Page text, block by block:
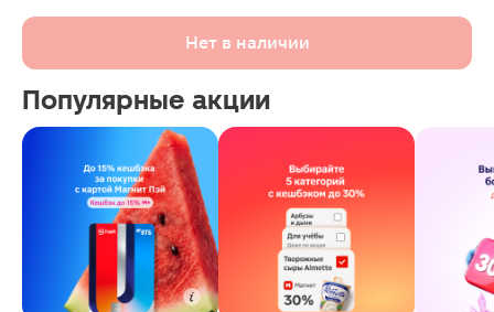
Нет в наличии
Популярные акции